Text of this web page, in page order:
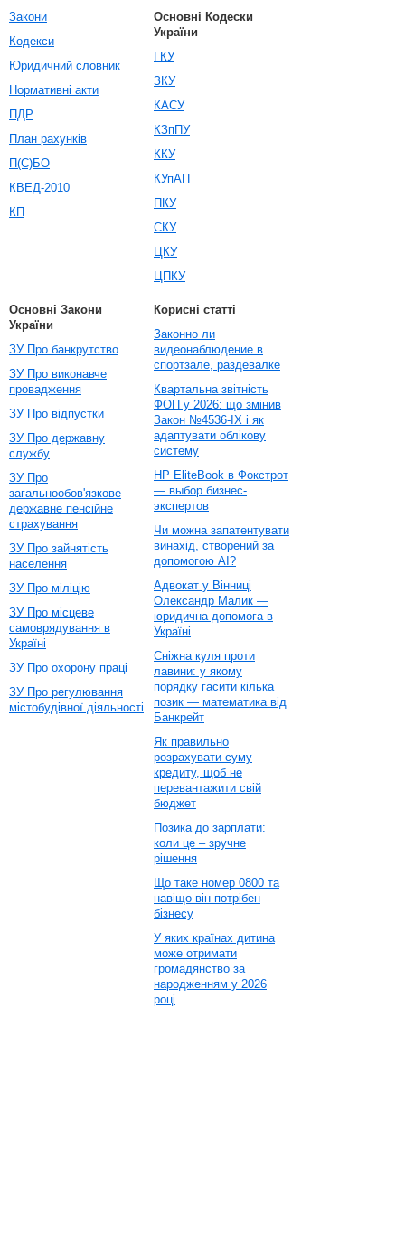
Закони
Кодекси
Юридичний словник
Нормативні акти
ПДР
План рахунків
П(С)БО
КВЕД-2010
КП
Основні Кодески
України
ГКУ
ЗКУ
КАСУ
КЗпПУ
ККУ
КУпАП
ПКУ
СКУ
ЦКУ
ЦПКУ
Основні Закони
України
ЗУ Про банкрутство
ЗУ Про виконавче
провадження
ЗУ Про відпустки
ЗУ Про державну
службу
ЗУ Про
загальнообов'язкове
державне пенсійне
страхування
ЗУ Про зайнятість
населення
ЗУ Про міліцію
ЗУ Про місцеве
самоврядування в
Україні
ЗУ Про охорону праці
ЗУ Про регулювання
містобудівної діяльності
Корисні статті
Законно ли
видеонаблюдение в
спортзале, раздевалке
Квартальна звітність
ФОП у 2026: що змінив
Закон №4536-IX і як
адаптувати облікову
систему
HP EliteBook в Фокстрот
— выбор бизнес-
экспертов
Чи можна запатентувати
винахід, створений за
допомогою AI?
Адвокат у Вінниці
Олександр Малик —
юридична допомога в
Україні
Сніжна куля проти
лавини: у якому
порядку гасити кілька
позик — математика від
Банкрейт
Як правильно
розрахувати суму
кредиту, щоб не
перевантажити свій
бюджет
Позика до зарплати:
коли це – зручне
рішення
Що таке номер 0800 та
навіщо він потрібен
бізнесу
У яких країнах дитина
може отримати
громадянство за
народженням у 2026
році